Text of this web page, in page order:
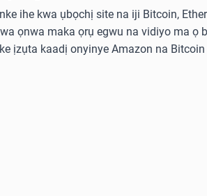
ihe kwa ụbọchị site na iji Bitcoin,
ọnwa maka ọrụ egwu na vidiyo ma ọ
ịzụta kaadị onyinye Amazon na